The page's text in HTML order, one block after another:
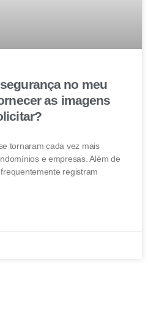
no meu
as imagens
tornaram cada vez mais
e empresas. Além de
registram